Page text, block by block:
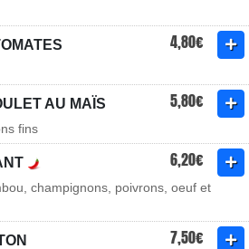
4,80€
AU MAÏS 5,80€
fins
6,20€
champignons, poivrons, oeuf et
7,50€